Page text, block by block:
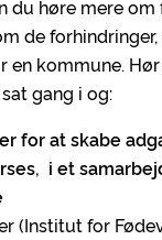
du høre mere
de
en kommune.
gang i og:
for at skabe
i et
(Institut for